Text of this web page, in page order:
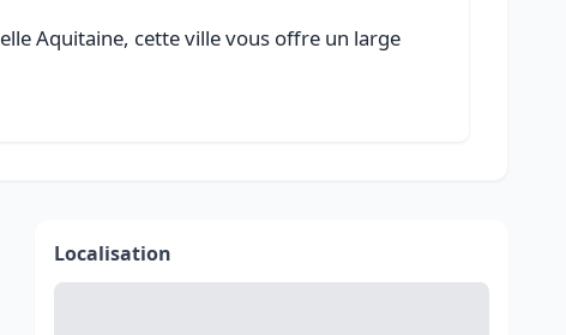
Aquitaine, cette ville vous offre un large
Localisation